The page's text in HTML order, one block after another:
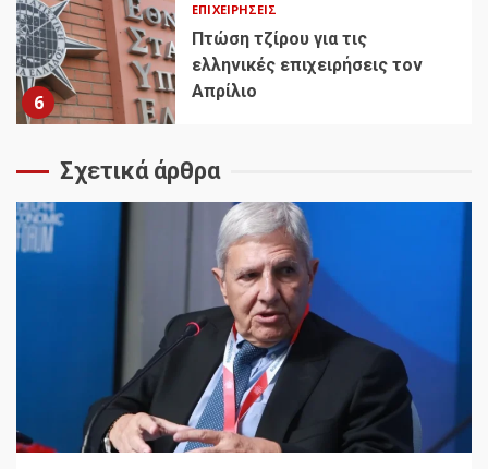
6
ΕΠΙΧΕΙΡΉΣΕΙΣ
Πτώση τζίρου για τις
ελληνικές επιχειρήσεις τον
Απρίλιο
Σχετικά άρθρα